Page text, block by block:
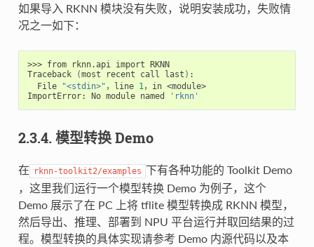
如果导入 RKNN 模块没有失败，说明安装成功，失败情
况之一如下：
>>> from rknn.api import RKNN
Traceback
(most recent call last ) :
  File
"<stdin>" ，line 1 ，in <module>
ImportError: No module named
'rknn'
2.3.4. 模型转换 Demo
在 rknn-toolkit2/examples 下有各种功能的 Toolkit Demo
，这里我们运行一个模型转换 Demo 为例子，这个
Demo 展示了在 PC 上将 tflite 模型转换成 RKNN 模型，
然后导出、推理、部署到 NPU 平台运行并取回结果的过
程。模型转换的具体实现请参考 Demo 内源代码以及本